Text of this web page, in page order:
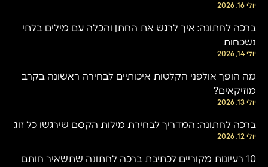
יולי 16, 2026
ברכה לחתונה: איך לרגש את החתן והכלה עם מילים בלתי
נשכחות
יולי 14, 2026
מה הופך אולפני הקלטות איכותיים לבחירה ראשונה בקרב
מוזיקאים?
יולי 13, 2026
ברכה לחתונה: המדריך לבחירת מילות הקסם שירגשו כל זוג
יולי 12, 2026
10 רעיונות מקוריים לכתיבת ברכה לחתונה שתשאיר חותם